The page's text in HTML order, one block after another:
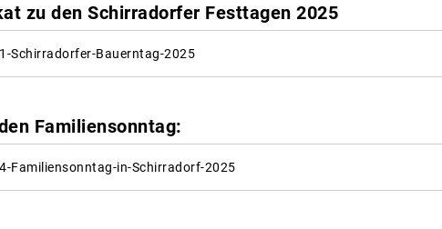
zu den Schirradorfer Festtagen 2025
Schirradorfer-Bauerntag-2025
Familiensonntag:
Familiensonntag-in-Schirradorf-2025